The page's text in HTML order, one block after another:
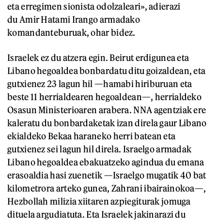
eta erregimen sionista odolzaleari», adierazi
du Amir Hatami Irango armadako
komandanteburuak, ohar bidez.
Israelek ez du atzera egin. Beirut erdigunea eta
Libano hegoaldea bonbardatu ditu goizaldean, eta
gutxienez 23 lagun hil —hamabi hiriburuan eta
beste 11 herrialdearen hegoaldean—, herrialdeko
Osasun Ministerioaren arabera. NNA agentziak ere
kaleratu du bonbardaketak izan direla gaur Libano
ekialdeko Bekaa haraneko herri batean eta
gutxienez sei lagun hil direla. Israelgo armadak
Libano hegoaldea ebakuatzeko agindua du emana
erasoaldia hasi zuenetik —Israelgo mugatik 40 bat
kilometrora arteko gunea, Zahrani ibairainokoa—,
Hezbollah milizia xiitaren azpiegiturak jomuga
dituela argudiatuta. Eta Israelek jakinarazi du